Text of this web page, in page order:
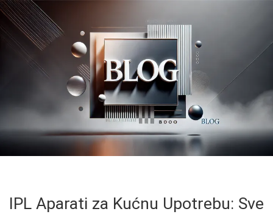
IPL Aparati za Kućnu Upotrebu: Sve